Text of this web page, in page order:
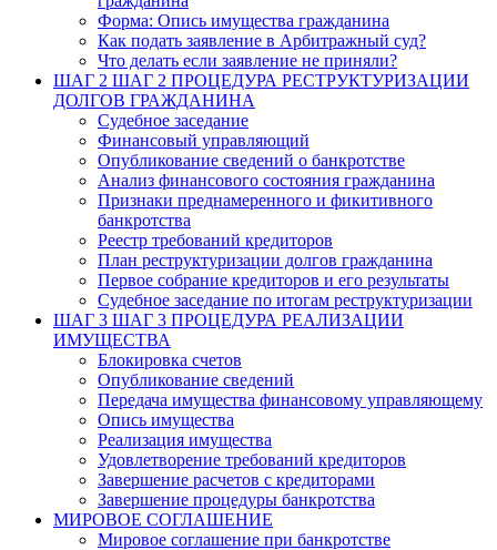
Форма: Опись имущества гражданина
Как подать заявление в Арбитражный суд?
Что делать если заявление не приняли?
ШАГ 2 ШАГ 2 ПРОЦЕДУРА РЕСТРУКТУРИЗАЦИИ
ДОЛГОВ ГРАЖДАНИНА
Судебное заседание
Финансовый управляющий
Опубликование сведений о банкротстве
Анализ финансового состояния гражданина
Признаки преднамеренного и фикитивного
банкротства
Реестр требований кредиторов
План реструктуризации долгов гражданина
Первое собрание кредиторов и его результаты
Судебное заседание по итогам реструктуризации
ШАГ 3 ШАГ 3 ПРОЦЕДУРА РЕАЛИЗАЦИИ
ИМУЩЕСТВА
Блокировка счетов
Опубликование сведений
Передача имущества финансовому управляющему
Опись имущества
Реализация имущества
Удовлетворение требований кредиторов
Завершение расчетов с кредиторами
Завершение процедуры банкротства
МИРОВОЕ СОГЛАШЕНИЕ
Мировое соглашение при банкротстве